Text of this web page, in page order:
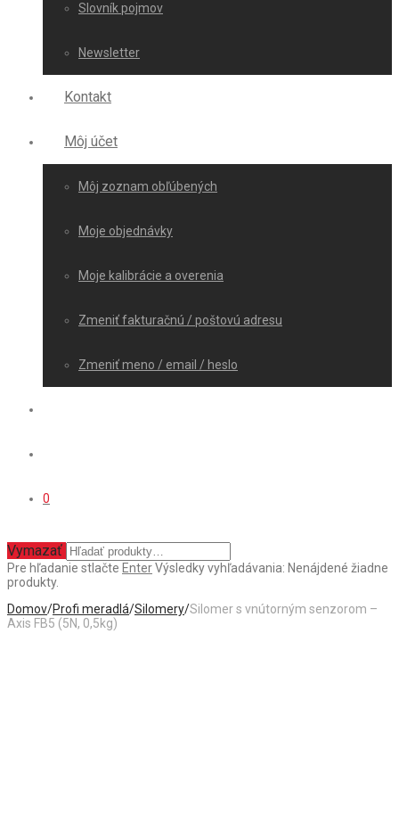
Slovník pojmov
Newsletter
Kontakt
Môj účet
Môj zoznam obľúbených
Moje objednávky
Moje kalibrácie a overenia
Zmeniť fakturačnú / poštovú adresu
Zmeniť meno / email / heslo
0
Vymazať
Pre hľadanie stlačte EnterVýsledky vyhľadávania: Nenájdené žiadne
produkty.
Domov/Profi meradlá/Silomery/Silomer s vnútorným senzorom –
Axis FB5 (5N, 0,5kg)